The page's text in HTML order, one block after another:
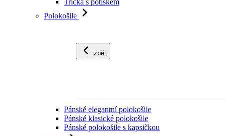
Trička s potiskem
Polokošile
zpět
Pánské elegantní polokošile
Pánské klasické polokošile
Pánské polokošile s kapsičkou